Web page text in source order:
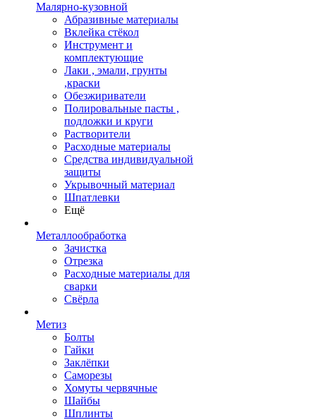
Малярно-кузовной
Абразивные материалы
Вклейка стёкол
Инструмент и
комплектующие
Лаки , эмали, грунты
,краски
Обезжириватели
Полировальные пасты ,
подложки и круги
Растворители
Расходные материалы
Средства индивидуальной
защиты
Укрывочный материал
Шпатлевки
Ещё
Металлообработка
Зачистка
Отрезка
Расходные материалы для
сварки
Свёрла
Метиз
Болты
Гайки
Заклёпки
Саморезы
Хомуты червячные
Шайбы
Шплинты